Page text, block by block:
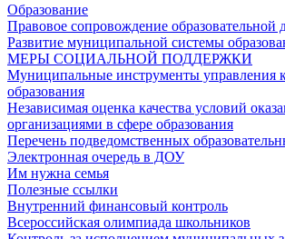
Образование
Правовое сопровождение образовательной
Развитие муниципальной системы
МЕРЫ СОЦИАЛЬНОЙ ПОДДЕРЖКИ
Муниципальные инструменты управления
образования
Независимая оценка качества условий
организациями в сфере образования
Перечень подведомственных
Электронная очередь в ДОУ
Им нужна семья
Полезные ссылки
Внутренний финансовый контроль
Всероссийская олимпиада школьников